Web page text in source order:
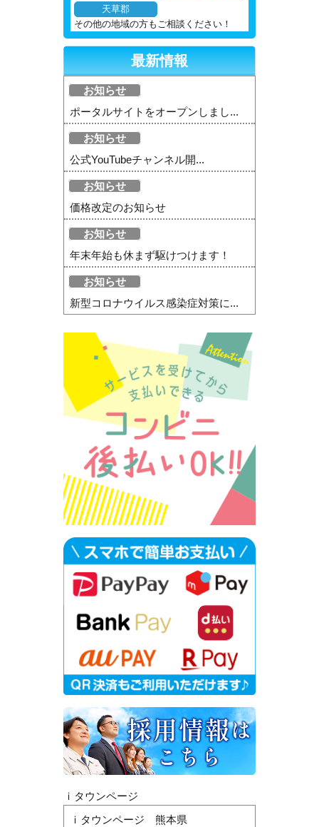
天草郡
その他の地域の方もご相談ください！
最新情報
お知らせ
ポータルサイトをオープンしまし...
お知らせ
公式YouTubeチャンネル開...
お知らせ
価格改定のお知らせ
お知らせ
年末年始も休まず駆けつけます！
お知らせ
新型コロナウイルス感染症対策に...
ｉタウンページ
ｉタウンページ 熊本県